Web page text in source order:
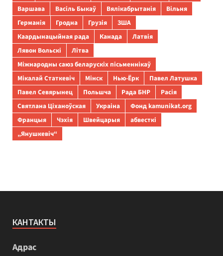
Варшава
Васіль Быкаў Вялікабрытанія
Вільня
Германія
Гродна Грузія
ЗША
Каардынацыйная рада
Канада
Латвія
Лявон Вольскі
Літва
Міжнародны саюз беларускіх пісьменнікаў
Мікалай Статкевіч
Мінск Нью-Ёрк
Павел Латушка
Павел Севярынец
Польшча Рада БНР
Расія
Святлана Ціханоўская
Украіна
Фонд kamunikat.org
Францыя
Чэхія Швейцарыя
абвесткі
„Янушкевіч“
КАНТАКТЫ
Адрас